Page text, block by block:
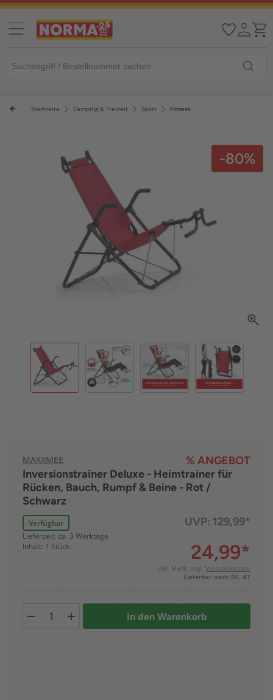
Startseite Camping & Freizeit Sport Fitness
-80%
MAXXMEE
% ANGEBOT
Inversionstrainer Deluxe - Heimtrainer für
Rücken, Bauch, Rumpf & Beine - Rot /
Schwarz
Verfügbar
Lieferzeit: ca. 3 Werktage
Inhalt: 1 Stück
UVP: 129,99*
24,99*
inkl. MwSt. zzgl. Versandkosten:
Lieferbar nach DE, AT
In den Warenkorb